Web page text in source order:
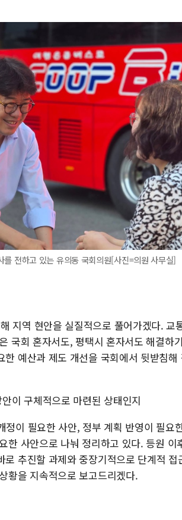
전하고 있는 유의동 국회의원[사진=의원 사무실]
지역 현안을 실질적으로 풀어가겠다. 교
국회 혼자서도, 평택시 혼자서도 해결하
예산과 제도 개선을 국회에서 뒷받침해
이 구체적으로 마련된 상태인지
이 필요한 사안, 정부 계획 반영이 필요
한 사안으로 나눠 정리하고 있다. 등원 이
추진할 과제와 중장기적으로 단계적
황을 지속적으로 보고드리겠다.